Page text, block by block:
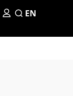
EN